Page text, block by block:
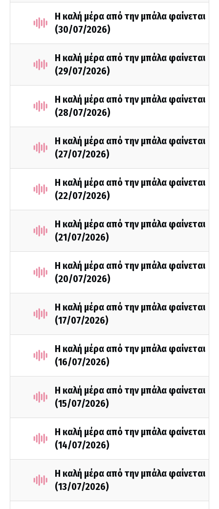
Η καλή μέρα από την μπάλα φαίνεται
(30/07/2026)
Η καλή μέρα από την μπάλα φαίνεται
(29/07/2026)
Η καλή μέρα από την μπάλα φαίνεται
(28/07/2026)
Η καλή μέρα από την μπάλα φαίνεται
(27/07/2026)
Η καλή μέρα από την μπάλα φαίνεται
(22/07/2026)
Η καλή μέρα από την μπάλα φαίνεται
(21/07/2026)
Η καλή μέρα από την μπάλα φαίνεται
(20/07/2026)
Η καλή μέρα από την μπάλα φαίνεται
(17/07/2026)
Η καλή μέρα από την μπάλα φαίνεται
(16/07/2026)
Η καλή μέρα από την μπάλα φαίνεται
(15/07/2026)
Η καλή μέρα από την μπάλα φαίνεται
(14/07/2026)
Η καλή μέρα από την μπάλα φαίνεται
(13/07/2026)